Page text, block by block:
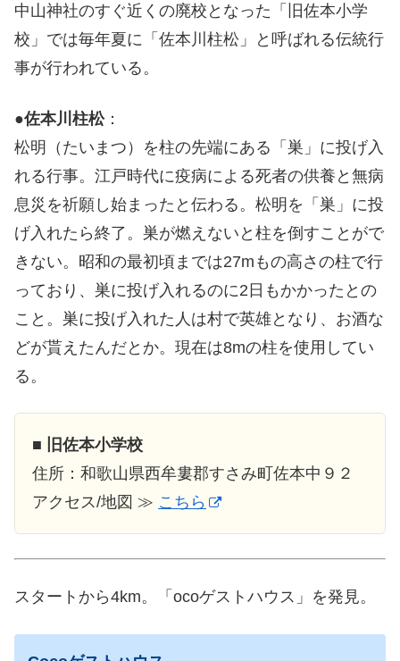
中山神社のすぐ近くの廃校となった「旧佐本小学
校」では毎年夏に「佐本川柱松」と呼ばれる伝統行
事が行われている。
●佐本川柱松：
松明（たいまつ）を柱の先端にある「巣」に投げ入
れる行事。江戸時代に疫病による死者の供養と無病
息災を祈願し始まったと伝わる。松明を「巣」に投
げ入れたら終了。巣が燃えないと柱を倒すことがで
きない。昭和の最初頃までは27mもの高さの柱で行
っており、巣に投げ入れるのに2日もかかったとの
こと。巣に投げ入れた人は村で英雄となり、お酒な
どが貰えたんだとか。現在は8mの柱を使用してい
る。
■
旧佐本小学校
住所：和歌山県西牟婁郡すさみ町佐本中９２
アクセス/地図 ≫ こちら
スタートから4km。「ocoゲストハウス」を発見。